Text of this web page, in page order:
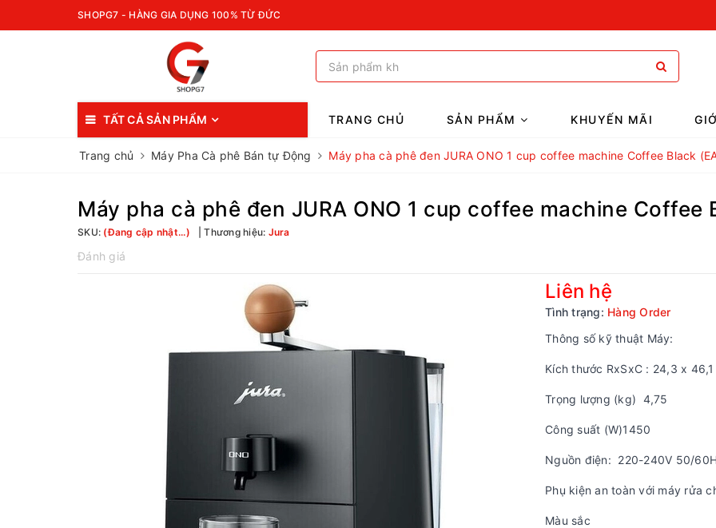
SHOPG7 - HÀNG GIA DỤNG 100% TỪ ĐỨC
TẤT CẢ SẢN PHẨM TRANG CHỦ SẢN PHẨM KHUYẾN MÃI
Trang chủ Máy Pha Cà phê Bán tự Động Máy pha cà phê đen JURA ONO 1 cup coffee machine Coffee Black
Máy pha cà phê đen JURA ONO 1 cup coffee machine Coffee
SKU: (Đang cập nhật...) Thương hiệu: Jura
Đánh giá
Liên hệ
Tình trạng: Hàng Order
Thông số kỹ thuật Máy:
Kích thước RxSxC : 24,3 x
Trọng lượng (kg) 4,75
Công suất (W)1450
Nguồn điện: 220-240V 50/
Phụ kiện an toàn với máy rửa
Màu sắc